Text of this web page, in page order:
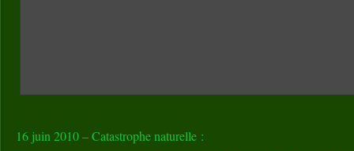
16 juin 2010 – Catastrophe naturelle :